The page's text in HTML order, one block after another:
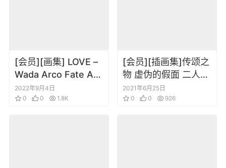
[会员][画集] LOVE –
Wada Arco Fate Art
Works
2022年9月4日
0
0 1.8K
[会员][插画集]传颂之
物 虚伪的假面 二人的
白皇 公式设定集
2021年6月25日
0
0 926